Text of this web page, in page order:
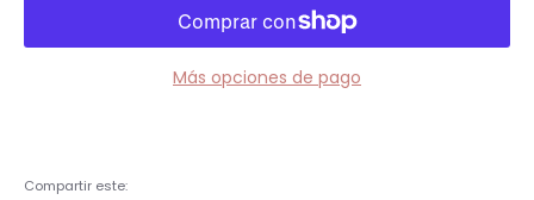
Accesorios y estampadores
Más opciones de pago
Compartir este: